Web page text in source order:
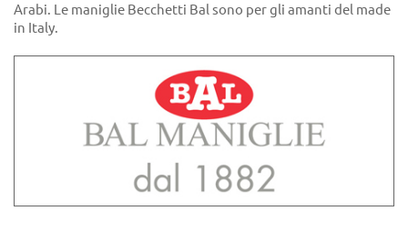
Arabi. Le maniglie Becchetti Bal sono per gli amanti del made
in Italy.